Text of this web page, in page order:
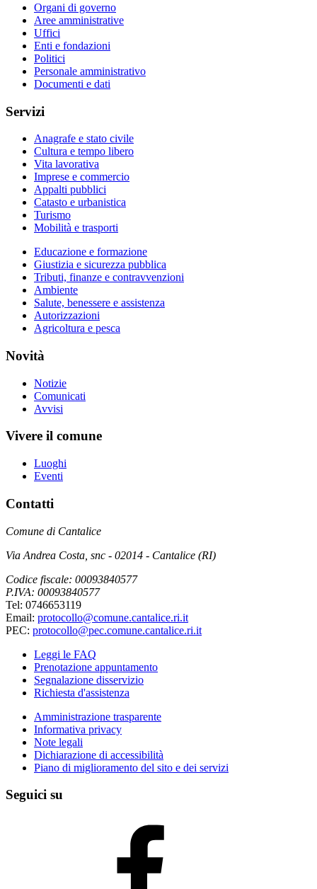
Organi di governo
Aree amministrative
Uffici
Enti e fondazioni
Politici
Personale amministrativo
Documenti e dati
Servizi
Anagrafe e stato civile
Cultura e tempo libero
Vita lavorativa
Imprese e commercio
Appalti pubblici
Catasto e urbanistica
Turismo
Mobilità e trasporti
Educazione e formazione
Giustizia e sicurezza pubblica
Tributi, finanze e contravvenzioni
Ambiente
Salute, benessere e assistenza
Autorizzazioni
Agricoltura e pesca
Novità
Notizie
Comunicati
Avvisi
Vivere il comune
Luoghi
Eventi
Contatti
Comune di Cantalice
Via Andrea Costa, snc - 02014 - Cantalice (RI)
Codice fiscale: 00093840577
P.IVA: 00093840577
Tel: 0746653119
Email: protocollo@comune.cantalice.ri.it
PEC: protocollo@pec.comune.cantalice.ri.it
Leggi le FAQ
Prenotazione appuntamento
Segnalazione disservizio
Richiesta d'assistenza
Amministrazione trasparente
Informativa privacy
Note legali
Dichiarazione di accessibilità
Piano di miglioramento del sito e dei servizi
Seguici su